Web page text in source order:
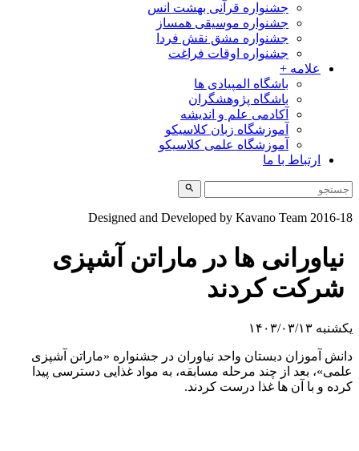
جشنواره قرآنی بهشت انس
جشنواره موسیقی همساز
جشنواره مشق نقش فردا
جشنواره اوقات فراغت
علامه +
باشگاه المپیادی ها
باشگاه پژوهشگران
آکادمی علم و اندیشه
آموزشگاه زبان کلاسیکو
آموزشگاه علمی کلاسیکو
ارتباط با ما
Designed and Developed by Kavano Team 2016-
نیاورانی ها در ماراتن آشپزی
شرکت کردند
۱۴۰۳/۰۳/۱۳
آموزان دبستان واحد نیاوران در جشنواره «ماراتن آشپزی
بعد از چند مرحله مسابقه، به مواد غذایی دسترسی پیدا
و با آن ها غذا درست کردند.